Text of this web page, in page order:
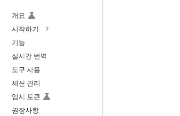
개요
시작하기
기능
실시간 번역
도구 사용
세션 관리
임시 토큰
권장사항